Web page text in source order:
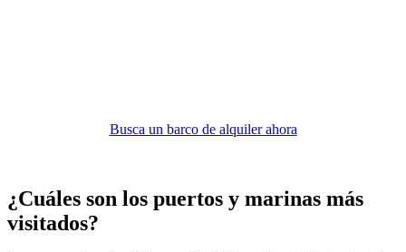
Busca un barco de alquiler ahora
¿Cuáles son los puertos y marinas más
visitados?